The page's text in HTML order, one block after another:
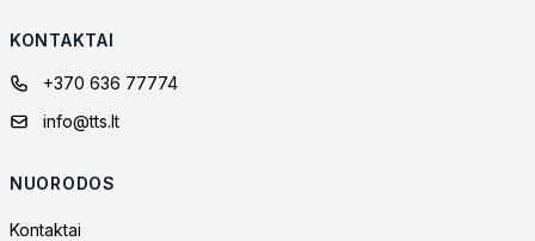
KONTAKTAI
+370 636 77774
info@tts.lt
NUORODOS
Kontaktai